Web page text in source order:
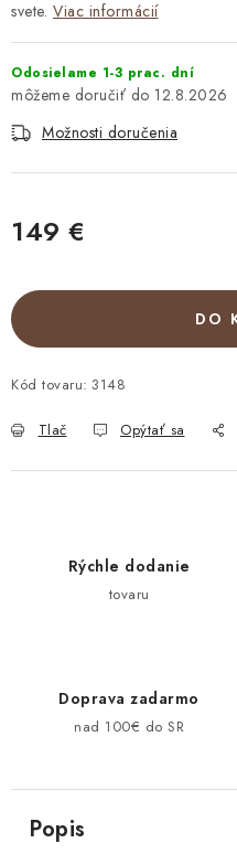
svete. Viac informácií
Odosielame 1-3 prac. dní
12.8.2026
Možnosti doručenia
149 €
DO
Kód tovaru: 3148
Tlač Opýtať sa
Rýchle dodanie
tovaru
Doprava zadarmo
nad 100€ do SR
Popis